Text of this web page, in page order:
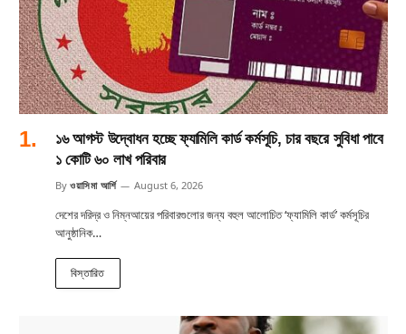
১৬ আগস্ট উদ্বোধন হচ্ছে ফ্যামিলি কার্ড কর্মসূচি, চার বছরে সুবিধা পাবে
১ কোটি ৬০ লাখ পরিবার
By ওয়াসিমা আর্শি August 6, 2026
দেশের দরিদ্র ও নিম্নআয়ের পরিবারগুলোর জন্য বহুল আলোচিত ‘ফ্যামিলি কার্ড’ কর্মসূচির
আনুষ্ঠানিক…
বিস্তারিত